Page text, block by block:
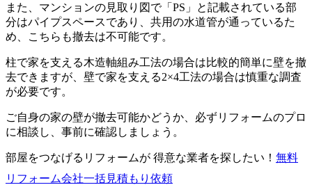
また、マンションの見取り図で「PS」と記載されている部
分はパイプスペースであり、共用の水道管が通っているた
め、こちらも撤去は不可能です。
柱で家を支える木造軸組み工法の場合は比較的簡単に壁を撤
去できますが、壁で家を支える2×4工法の場合は慎重な調査
が必要です。
ご自身の家の壁が撤去可能かどうか、必ずリフォームのプロ
に相談し、事前に確認しましょう。
部屋をつなげるリフォームが 得意な業者を探したい！ 無料
リフォーム会社一括見積もり依頼